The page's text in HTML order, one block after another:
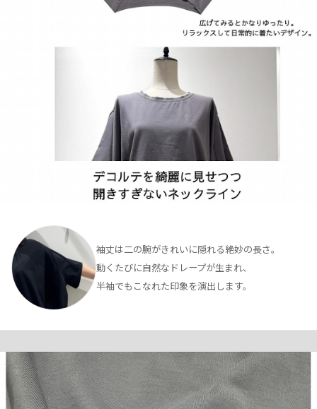
袖丈は二の腕がきれいに隠れる絶妙の長さ。
動くたびに自然なドレープが生まれ、
半袖でもこなれた印象を演出します。